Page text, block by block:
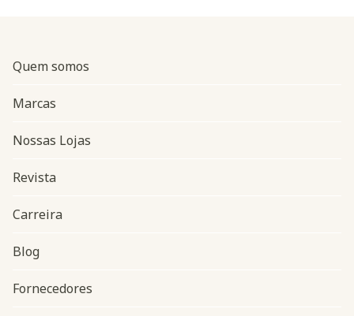
Navegação do rodapé
Quem somos
Marcas
Nossas Lojas
Revista
Carreira
Blog
Fornecedores